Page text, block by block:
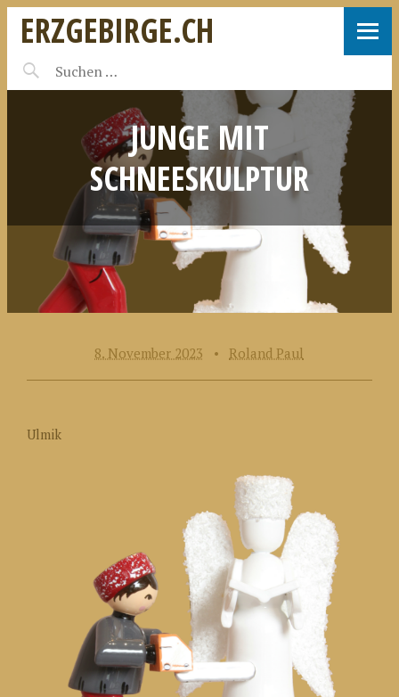
ERZGEBIRGE.CH
JUNGE MIT
SCHNEESKULPTUR
8. November 2023 • Roland Paul
Ulmik